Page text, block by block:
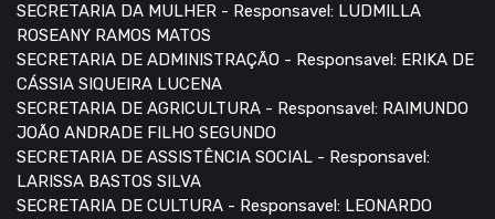
SECRETARIA DA MULHER - Responsavel: LUDMILLA
ROSEANY RAMOS MATOS
SECRETARIA DE ADMINISTRAÇÃO - Responsavel: ERIKA DE
CÁSSIA SIQUEIRA LUCENA
SECRETARIA DE AGRICULTURA - Responsavel: RAIMUNDO
JOÃO ANDRADE FILHO SEGUNDO
SECRETARIA DE ASSISTÊNCIA SOCIAL - Responsavel:
LARISSA BASTOS SILVA
SECRETARIA DE CULTURA - Responsavel: LEONARDO